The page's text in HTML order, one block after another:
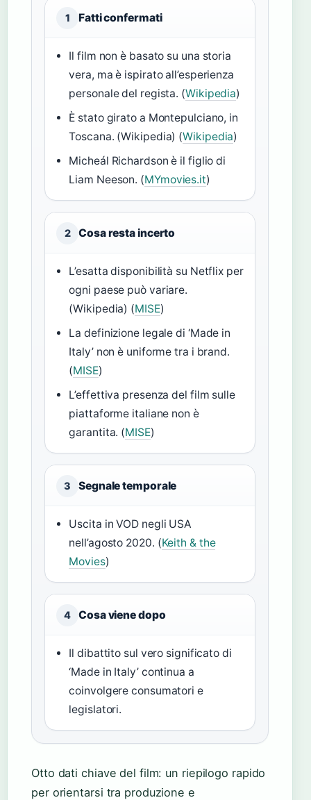
1 Fatti confermati
Il film non è basato su una storia
vera, ma è ispirato all’esperienza
personale del regista. (Wikipedia)
È stato girato a Montepulciano, in
Toscana. (Wikipedia) (Wikipedia)
Micheál Richardson è il figlio di
Liam Neeson. (MYmovies.it)
2 Cosa resta incerto
L’esatta disponibilità su Netflix per
ogni paese può variare.
(Wikipedia) (MISE)
La definizione legale di ‘Made in
Italy’ non è uniforme tra i brand.
(MISE)
L’effettiva presenza del film sulle
piattaforme italiane non è
garantita. (MISE)
3 Segnale temporale
Uscita in VOD negli USA
nell’agosto 2020. (Keith & the
Movies)
4 Cosa viene dopo
Il dibattito sul vero significato di
‘Made in Italy’ continua a
coinvolgere consumatori e
legislatori.
Otto dati chiave del film: un riepilogo rapido
per orientarsi tra produzione e